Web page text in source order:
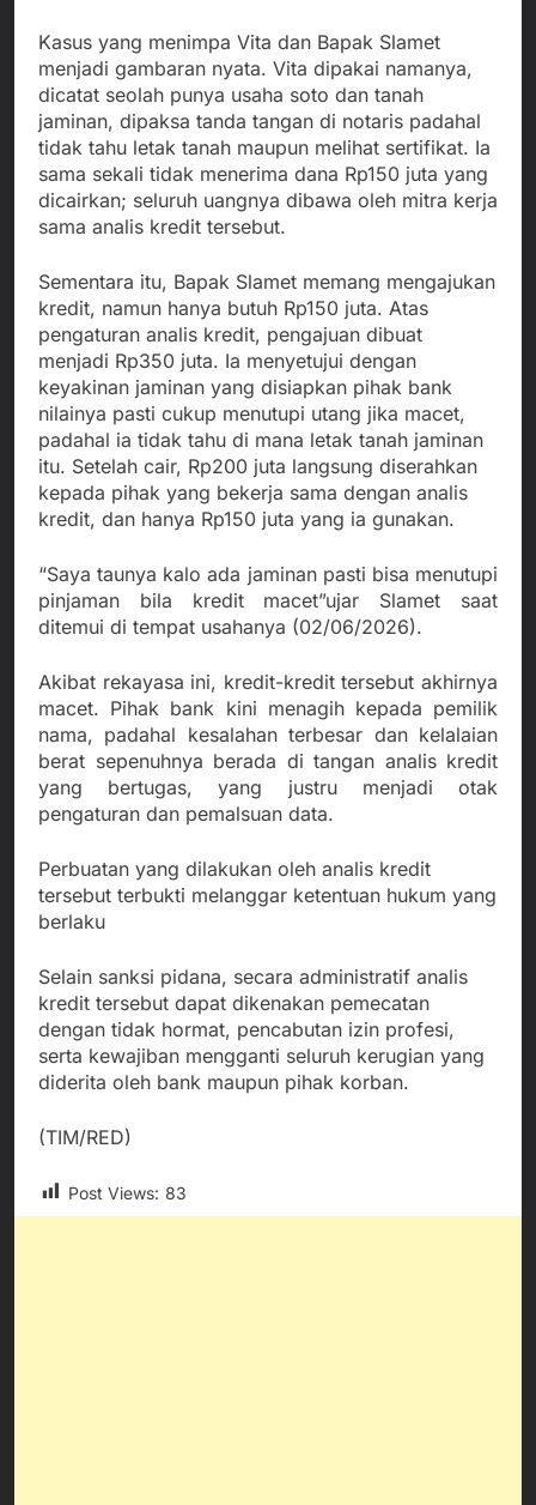
Kasus yang menimpa Vita dan Bapak Slamet
menjadi gambaran nyata. Vita dipakai namanya,
dicatat seolah punya usaha soto dan tanah
jaminan, dipaksa tanda tangan di notaris padahal
tidak tahu letak tanah maupun melihat sertifikat. Ia
sama sekali tidak menerima dana Rp150 juta yang
dicairkan; seluruh uangnya dibawa oleh mitra kerja
sama analis kredit tersebut.
Sementara itu, Bapak Slamet memang mengajukan
kredit, namun hanya butuh Rp150 juta. Atas
pengaturan analis kredit, pengajuan dibuat
menjadi Rp350 juta. Ia menyetujui dengan
keyakinan jaminan yang disiapkan pihak bank
nilainya pasti cukup menutupi utang jika macet,
padahal ia tidak tahu di mana letak tanah jaminan
itu. Setelah cair, Rp200 juta langsung diserahkan
kepada pihak yang bekerja sama dengan analis
kredit, dan hanya Rp150 juta yang ia gunakan.
“Saya taunya kalo ada jaminan pasti bisa menutupi
pinjaman bila kredit macet”ujar Slamet saat
ditemui di tempat usahanya (02/06/2026).
Akibat rekayasa ini, kredit-kredit tersebut akhirnya
macet. Pihak bank kini menagih kepada pemilik
nama, padahal kesalahan terbesar dan kelalaian
berat sepenuhnya berada di tangan analis kredit
yang bertugas, yang justru menjadi otak
pengaturan dan pemalsuan data.
Perbuatan yang dilakukan oleh analis kredit
tersebut terbukti melanggar ketentuan hukum yang
berlaku
Selain sanksi pidana, secara administratif analis
kredit tersebut dapat dikenakan pemecatan
dengan tidak hormat, pencabutan izin profesi,
serta kewajiban mengganti seluruh kerugian yang
diderita oleh bank maupun pihak korban.
(TIM/RED)
Post Views: 83